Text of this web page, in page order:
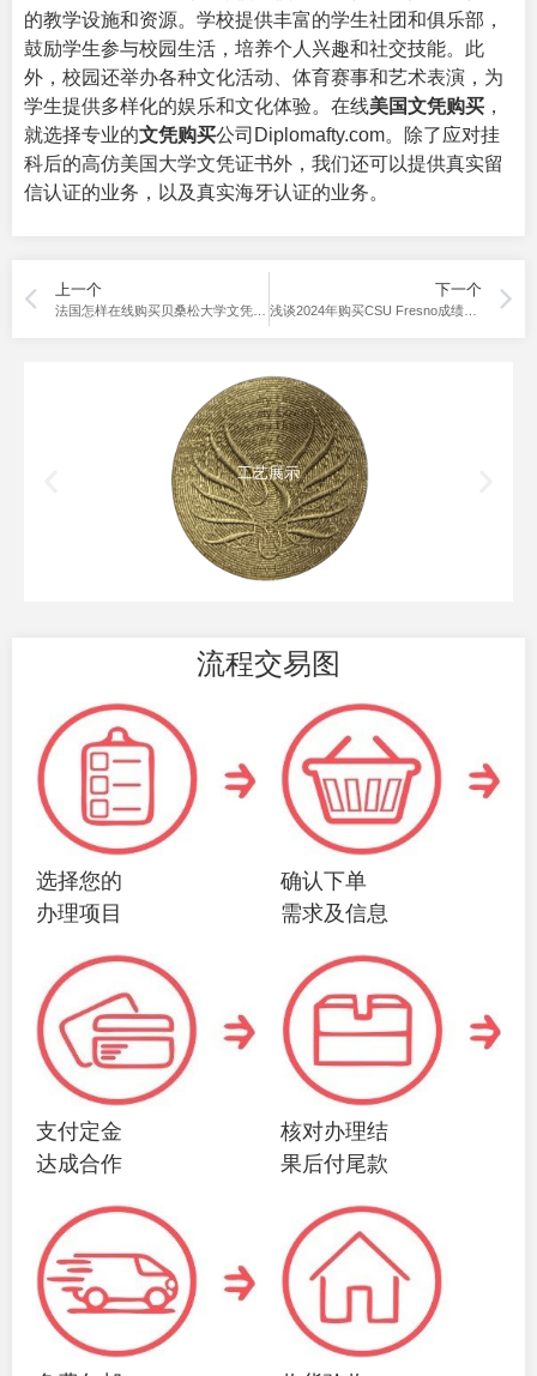
的教学设施和资源。学校提供丰富的学生社团和俱乐部，
鼓励学生参与校园生活，培养个人兴趣和社交技能。此
外，校园还举办各种文化活动、体育赛事和艺术表演，为
学生提供多样化的娱乐和文化体验。在线美国文凭购买 ，
就选择专业的文凭购买公司Diplomafty.com。除了应对挂
科后的高仿美国大学文凭证书外，我们还可以提供真实留
信认证的业务，以及真实海牙认证的业务。
上一个 下一个
浅谈2024年购买CSU Fresno成绩单分数和办理渠道。
工艺展示
流程交易图
选择您的
办理项目
确认下单
需求及信息
支付定金
达成合作
核对办理结
果后付尾款